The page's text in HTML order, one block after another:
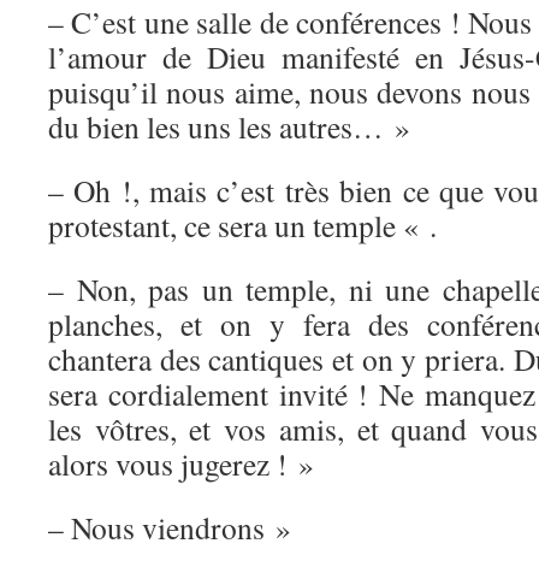
– C’est une salle de conférences !
l’amour de Dieu manifesté en
puisqu’il nous aime, nous devons
du bien les uns les autres… »
– Oh !, mais c’est très bien ce que
protestant, ce sera un temple « .
– Non, pas un temple, ni une
planches, et on y fera des
chantera des cantiques et on y priera.
sera cordialement invité ! Ne
les vôtres, et vos amis, et quand
alors vous jugerez ! »
– Nous viendrons »